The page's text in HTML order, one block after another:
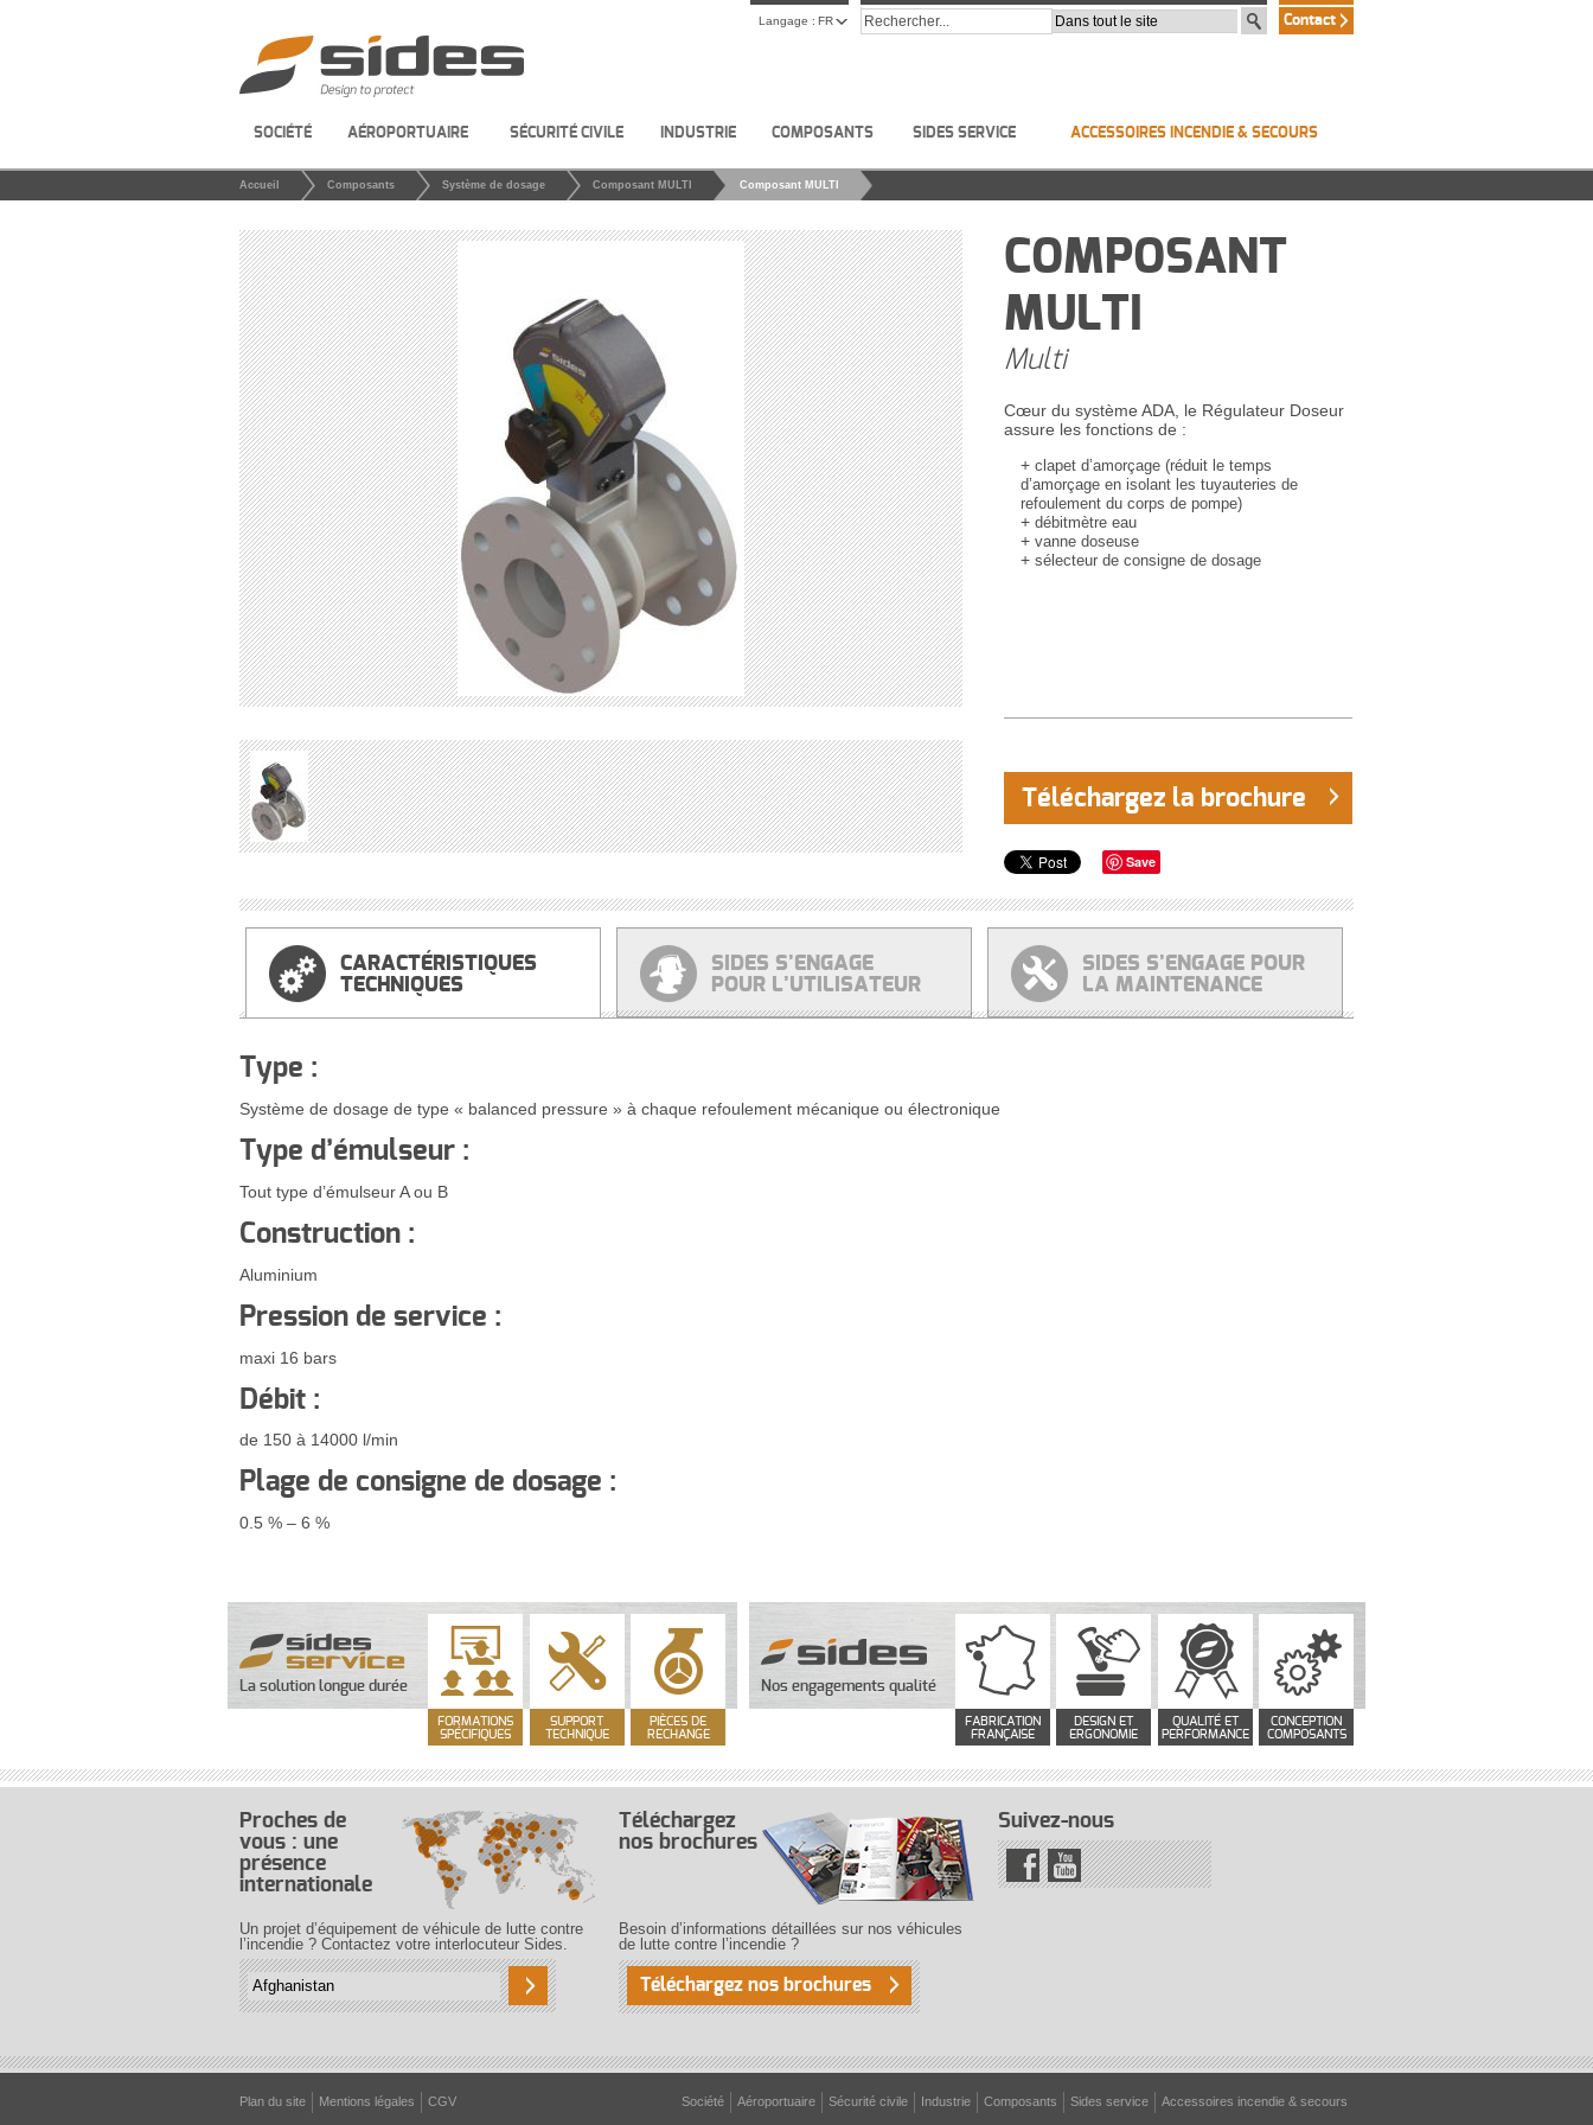
SOCIÉTÉ AÉROPORTUAIRE SÉCURITÉ CIVILE INDUSTRIE COMPOSANTS SIDES SERVICE ACCESSOIRES INCENDIE & SECOURS
Langage : FR Contact
Accueil Composants Système de dosage Composant MULTI Composant MULTI
COMPOSANT
MULTI
Multi
Cœur du système ADA, le Régulateur Doseur
assure les fonctions de :
clapet d’amorçage (réduit le temps
d’amorçage en isolant les tuyauteries de
refoulement du corps de pompe)
débitmètre eau
vanne doseuse
sélecteur de consigne de dosage
Téléchargez la brochure
Save
CARACTÉRISTIQUES
TECHNIQUES
SIDES S’ENGAGE
POUR L’UTILISATEUR
SIDES S’ENGAGE POUR
LA MAINTENANCE
Type :
Système de dosage de type « balanced pressure » à chaque refoulement mécanique ou électronique
Type d’émulseur :
Tout type d’émulseur A ou B
Construction :
Aluminium
Pression de service :
maxi 16 bars
Débit :
de 150 à 14000 l/min
Plage de consigne de dosage :
0.5 % – 6 %
La solution longue durée
FORMATIONS
SPÉCIFIQUES
SUPPORT
TECHNIQUE
PIÈCES DE
RECHANGE
Nos engagements qualité
FABRICATION
FRANÇAISE
DESIGN ET
ERGONOMIE
QUALITÉ ET
PERFORMANCE
CONCEPTION
COMPOSANTS
Proches de
vous : une
présence
internationale
Un projet d’équipement de véhicule de lutte contre
l’incendie ? Contactez votre interlocuteur Sides.
Téléchargez
nos brochures
Besoin d’informations détaillées sur nos véhicules
de lutte contre l’incendie ?
Téléchargez nos brochures
Suivez-nous
Plan du site Mentions légales CGV Société Aéroportuaire Sécurité civile Industrie Composants Sides service Accessoires incendie & secours